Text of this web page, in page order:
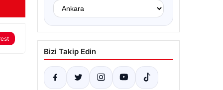
Bizi Takip Edin